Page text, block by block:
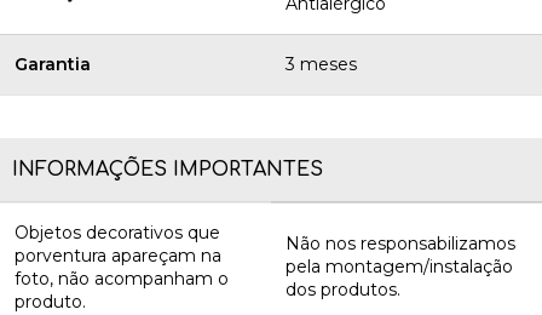
Garantia 3 meses
INFORMAÇÕES IMPORTANTES
Objetos decorativos que
porventura apareçam na
foto, não acompanham o
produto.
Não nos responsabilizamos
pela montagem/instalação
dos produtos.